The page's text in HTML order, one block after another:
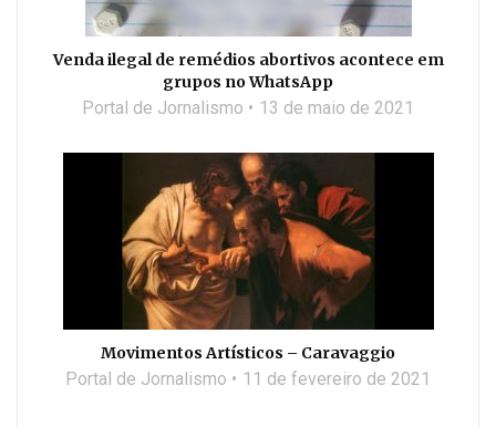
Venda ilegal de remédios abortivos acontece em
grupos no WhatsApp
Portal de Jornalismo 13 de maio de 2021
Movimentos Artísticos – Caravaggio
Portal de Jornalismo 11 de fevereiro de 2021